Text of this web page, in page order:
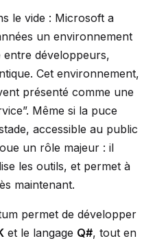
le vide : Microsoft a
un environnement
entre développeurs,
Cet environnement,
présenté comme une
Même si la puce
accessible au public
un rôle majeur : il
les outils, et permet à
maintenant.
permet de développer
et le langage Q#, tout en